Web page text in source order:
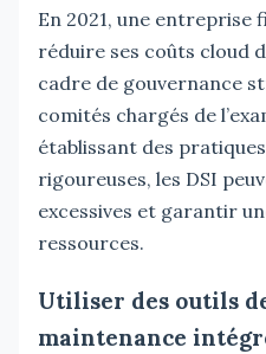
En 2021, une entreprise
réduire ses coûts cloud
cadre de gouvernance
comités chargés de
établissant des
rigoureuses, les DSI
excessives et garantir
ressources.
Utiliser des outils
maintenance